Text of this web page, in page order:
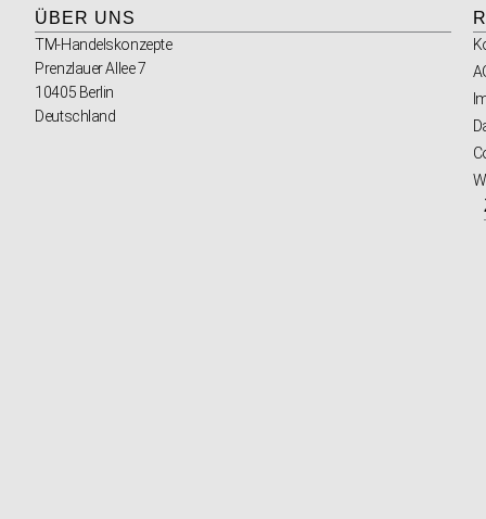
ÜBER UNS
TM-Handelskonzepte
Prenzlauer Allee 7
10405 Berlin
Deutschland